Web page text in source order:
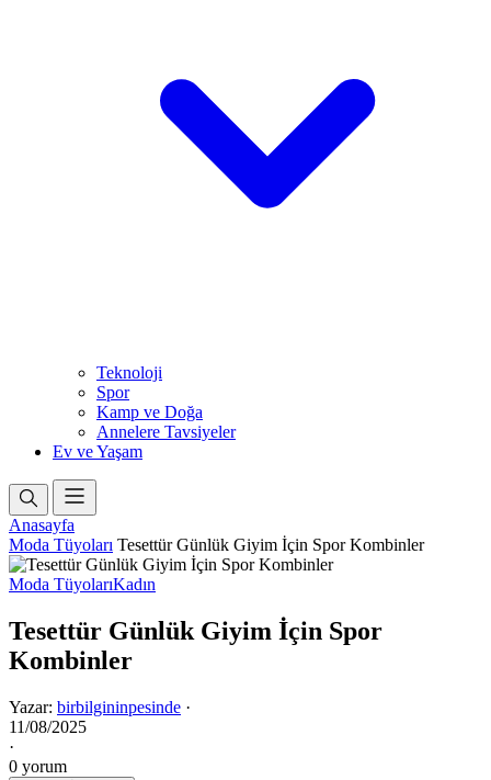
Teknoloji
Spor
Kamp ve Doğa
Annelere Tavsiyeler
Ev ve Yaşam
Anasayfa
Moda Tüyoları Tesettür Günlük Giyim İçin Spor Kombinler
Moda TüyolarıKadın
Tesettür Günlük Giyim İçin Spor
Kombinler
Yazar: birbilgininpesinde ·
11/08/2025
·
0 yorum